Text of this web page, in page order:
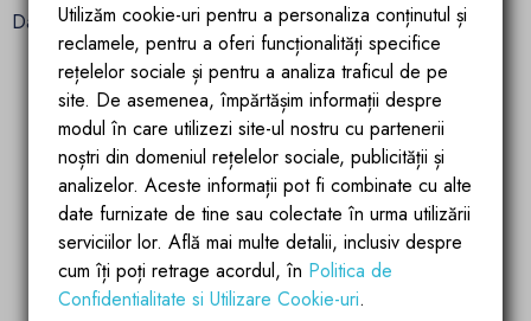
Date tehnice:
Material: PVC + ABS cu finisaje cromate
Capacitate: 35 litri
Temperatura maxima apa: 60°C
Cap dus: reglabil, 15 x 15 cm
Inaltime: 217 cm
Utilizăm cookie-uri pentru a personaliza conținutul și
reclamele, pentru a oferi funcționalități specifice
rețelelor sociale și pentru a analiza traficul de pe
site. De asemenea, împărtășim informații despre
modul în care utilizezi site-ul nostru cu partenerii
noștri din domeniul rețelelor sociale, publicității și
analizelor. Aceste informații pot fi combinate cu alte
date furnizate de tine sau colectate în urma utilizării
serviciilor lor. Află mai multe detalii, inclusiv despre
cum îți poți retrage acordul, în Politica de
Confidentialitate si Utilizare Cookie-uri.